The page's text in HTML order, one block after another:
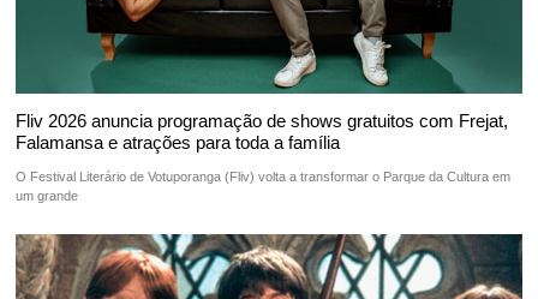
Fliv 2026 anuncia programação de shows gratuitos com Frejat,
Falamansa e atrações para toda a família
O Festival Literário de Votuporanga (Fliv) volta a transformar o Parque da Cultura em
um grande